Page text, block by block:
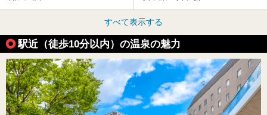
すべて表示する
駅近（徒歩10分以内）の温泉の魅力